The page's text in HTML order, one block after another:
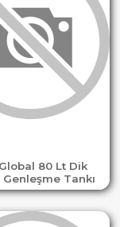
80 Lt Dik
Genleşme Tankı